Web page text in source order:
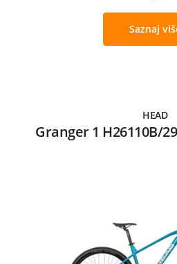
Saznaj
HEAD
Granger 1 H26110B/